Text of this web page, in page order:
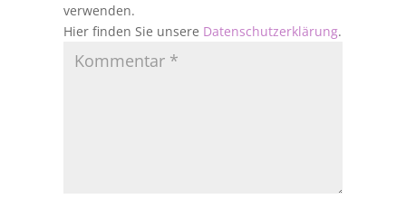
verwenden.
Hier finden Sie unsere Datenschutzerklärung.